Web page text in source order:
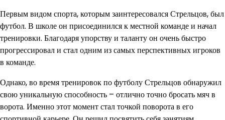
Первым видом спорта, которым заинтересовался Стрельцов, был
футбол. В школе он присоединился к местной команде и начал
тренировки. Благодаря упорству и таланту он очень быстро
прогрессировал и стал одним из самых перспективных игроков
в команде.
Однако, во время тренировок по футболу Стрельцов обнаружил
свою уникальную способность – отлично точно бросать мяч в
ворота. Именно этот момент стал точкой поворота в его